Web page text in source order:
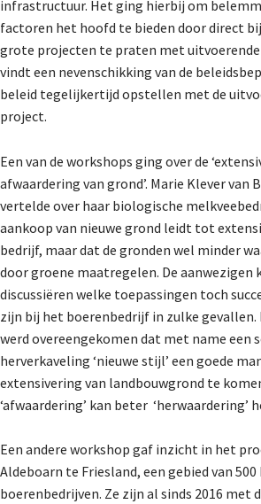
infrastructuur. Het ging hierbij om
factoren het hoofd te bieden door direct
grote projecten te praten met
vindt een nevenschikking van de
beleid tegelijkertijd opstellen met de
project.
Een van de workshops ging over de
afwaardering van grond’. Marie Klever van
vertelde over haar biologische
aankoop van nieuwe grond leidt tot
bedrijf, maar dat de gronden wel minder
door groene maatregelen. De aanwezigen
discussiëren welke toepassingen toch
zijn bij het boerenbedrijf in zulke gevallen.
werd overeengekomen dat met name een
herverkaveling ‘nieuwe stijl’ een goede
extensivering van landbouwgrond te
‘afwaardering’ kan beter ‘herwaardering’
Een andere workshop gaf inzicht in het
Aldeboarn te Friesland, een gebied van 500
boerenbedrijven. Ze zijn al sinds 2016 met